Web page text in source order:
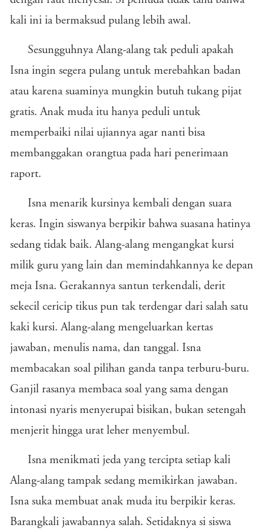
kali ini ia bermaksud pulang lebih awal.
Sesungguhnya Alang-alang tak peduli apakah
Isna ingin segera pulang untuk merebahkan badan
atau karena suaminya mungkin butuh tukang pijat
gratis. Anak muda itu hanya peduli untuk
memperbaiki nilai ujiannya agar nanti bisa
membanggakan orangtua pada hari penerimaan
raport.
Isna menarik kursinya kembali dengan suara
keras. Ingin siswanya berpikir bahwa suasana hatinya
sedang tidak baik. Alang-alang mengangkat kursi
milik guru yang lain dan memindahkannya ke depan
meja Isna. Gerakannya santun terkendali, derit
sekecil cericip tikus pun tak terdengar dari salah satu
kaki kursi. Alang-alang mengeluarkan kertas
jawaban, menulis nama, dan tanggal. Isna
membacakan soal pilihan ganda tanpa terburu-buru.
Ganjil rasanya membaca soal yang sama dengan
intonasi nyaris menyerupai bisikan, bukan setengah
menjerit hingga urat leher menyembul.
Isna menikmati jeda yang tercipta setiap kali
Alang-alang tampak sedang memikirkan jawaban.
Isna suka membuat anak muda itu berpikir keras.
Barangkali jawabannya salah. Setidaknya si siswa